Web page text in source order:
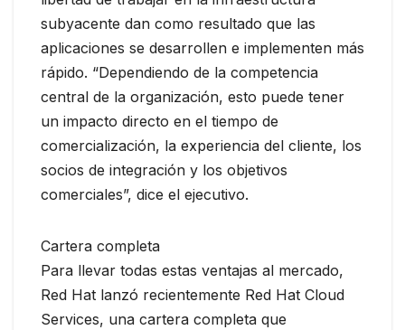
subyacente dan como resultado que las
aplicaciones se desarrollen e implementen más
rápido. “Dependiendo de la competencia
central de la organización, esto puede tener
un impacto directo en el tiempo de
comercialización, la experiencia del cliente, los
socios de integración y los objetivos
comerciales”, dice el ejecutivo.
Cartera completa
Para llevar todas estas ventajas al mercado,
Red Hat lanzó recientemente Red Hat Cloud
Services, una cartera completa que